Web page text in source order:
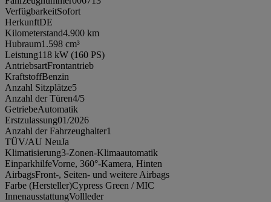
VerfügbarkeitSofort
HerkunftDE
Kilometerstand4.900 km
Hubraum1.598 cm³
Leistung118 kW (160 PS)
AntriebsartFrontantrieb
KraftstoffBenzin
Anzahl Sitzplätze5
Anzahl der Türen4/5
GetriebeAutomatik
Erstzulassung01/2026
Anzahl der Fahrzeughalter1
TÜV/AU NeuJa
Klimatisierung3-Zonen-Klimaautomatik
EinparkhilfeVorne, 360°-Kamera, Hinten
AirbagsFront-, Seiten- und weitere Airbags
Farbe (Hersteller)Cypress Green / MIC
InnenausstattungVollleder